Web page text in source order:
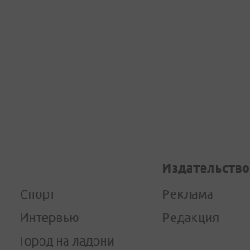
Спорт
Интервью
Город на ладони
Издательство
Реклама
Редакция